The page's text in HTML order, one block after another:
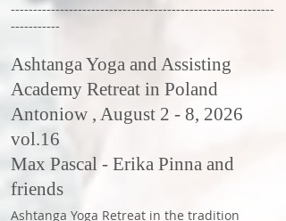
-----------------------------------------------------------
-----------
Ashtanga Yoga and Assisting
Academy Retreat in Poland
Antoniow , August 2 - 8, 2026
vol.16
Max Pascal - Erika Pinna and
friends
Ashtanga Yoga Retreat in the tradition